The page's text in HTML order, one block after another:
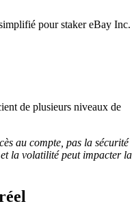
pour staker eBay Inc.
de plusieurs niveaux de
au compte, pas la sécurité
la volatilité peut impacter la